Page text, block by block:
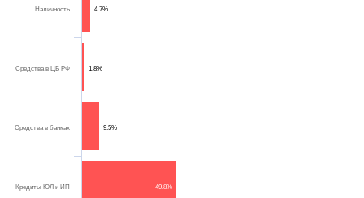
4.7%
1.8%
9.5%
49.8%
Наличность
Средства в ЦБ РФ
Средства в банках
Кредиты ЮЛ и ИП